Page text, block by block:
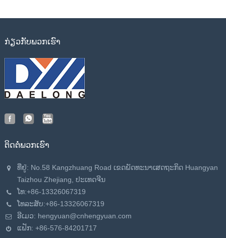
ກ່ຽວ​ກັບ​ພວກ​ເຮົາ
ຕິດ​ຕໍ່​ພວກ​ເຮົາ
ທີ່ຢູ່: No.58 Kangzhuang Road ເຂດ​ພັດ​ທະ​ນາ​ເສດ​ຖະ​ກິດ Huangyan
Taizhou Zhejiang​, ປະ​ເທດ​ຈີນ​
ໂທ:+86-13326067319
ໂທລະສັບ:+86-13326067319
ອີເມວ: hengyuan@cnhengyuan.com
ແຟັກ: +86-576-84201717